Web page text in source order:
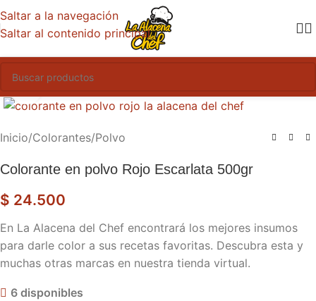
Saltar a la navegación
Saltar al contenido principal
Inicio/Colorantes/Polvo
Colorante en polvo Rojo Escarlata 500gr
$ 24.500
En La Alacena del Chef encontrará los mejores insumos
para darle color a sus recetas favoritas. Descubra esta y
muchas otras marcas en nuestra tienda virtual.
6 disponibles